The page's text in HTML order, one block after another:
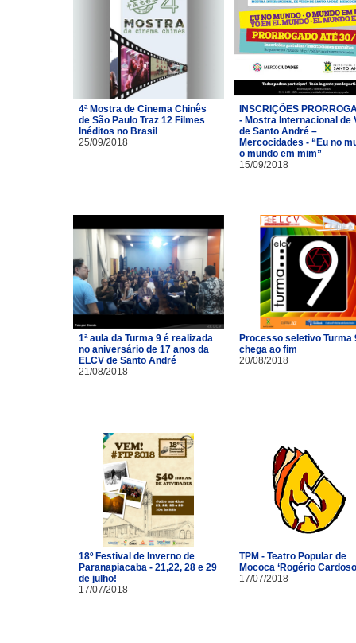
4ª Mostra de Cinema Chinês
de São Paulo Traz 12 Filmes
Inéditos no Brasil
25/09/2018
INSCRIÇÕES
- Mostra Internacional de
de Santo André –
Mercocidades - “Eu no
o mundo em mim”
15/09/2018
1ª aula da Turma 9 é realizada
no aniversário de 17 anos da
ELCV de Santo André
21/08/2018
Processo seletivo Turma
chega ao fim
20/08/2018
18º Festival de Inverno de
Paranapiacaba - 21,22, 28 e 29
de julho!
17/07/2018
TPM - Teatro Popular de
Mococa ‘Rogério
17/07/2018